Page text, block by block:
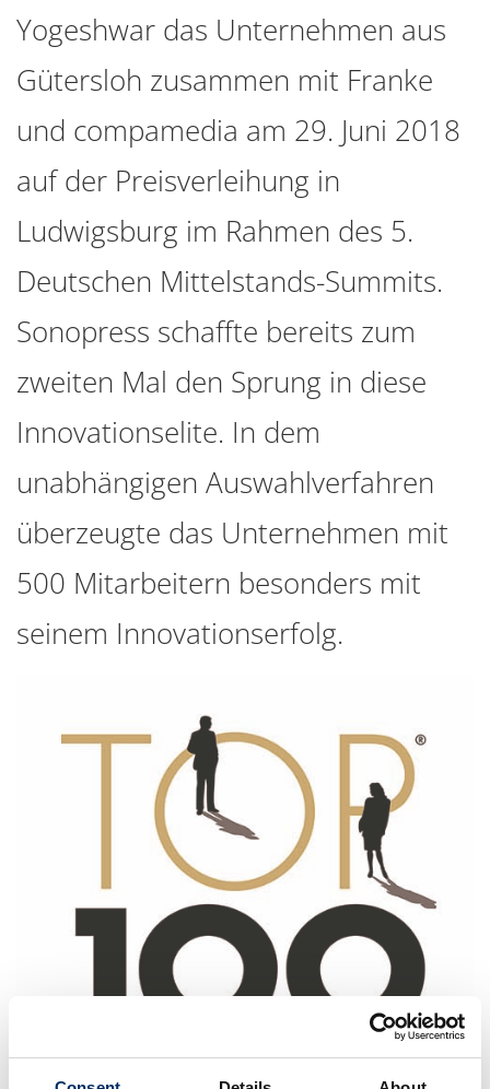
Yogeshwar das Unternehmen aus
Gütersloh zusammen mit Franke
und compamedia am 29. Juni 2018
auf der Preisverleihung in
Ludwigsburg im Rahmen des 5.
Deutschen Mittelstands-Summits.
Sonopress schaffte bereits zum
zweiten Mal den Sprung in diese
Innovationselite. In dem
unabhängigen Auswahlverfahren
überzeugte das Unternehmen mit
500 Mitarbeitern besonders mit
seinem Innovationserfolg.